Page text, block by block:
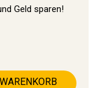
Geld sparen!